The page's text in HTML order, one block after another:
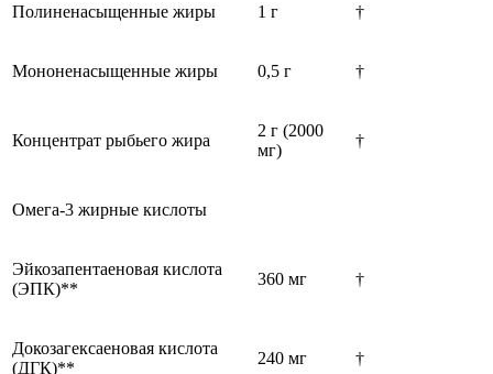
Полиненасыщенные жиры 1 г †
Мононенасыщенные жиры 0,5 г †
Концентрат рыбьего жира
2 г (2000
мг)
†
Омега-3 жирные кислоты
Эйкозапентаеновая кислота
(ЭПК)**
360 мг †
Докозагексаеновая кислота
(ДГК)**
240 мг †